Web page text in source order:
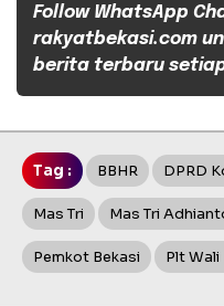
Follow WhatsApp
rakyatbekasi.com
berita terbaru
Tag : BBHR DPRD
Mas Tri Mas Tri
Pemkot Bekasi Plt Wali